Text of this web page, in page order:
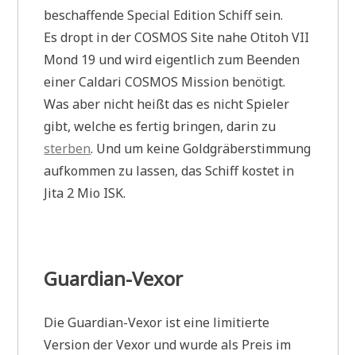
beschaffende Special Edition Schiff sein.
Es dropt in der COSMOS Site nahe Otitoh VII
Mond 19 und wird eigentlich zum Beenden
einer Caldari COSMOS Mission benötigt.
Was aber nicht heißt das es nicht Spieler
gibt, welche es fertig bringen, darin zu
sterben. Und um keine Goldgräberstimmung
aufkommen zu lassen, das Schiff kostet in
Jita 2 Mio ISK.
Guardian-Vexor
Die Guardian-Vexor ist eine limitierte
Version der Vexor und wurde als Preis im